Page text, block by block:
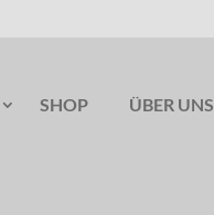
SHOP ÜBER UNS